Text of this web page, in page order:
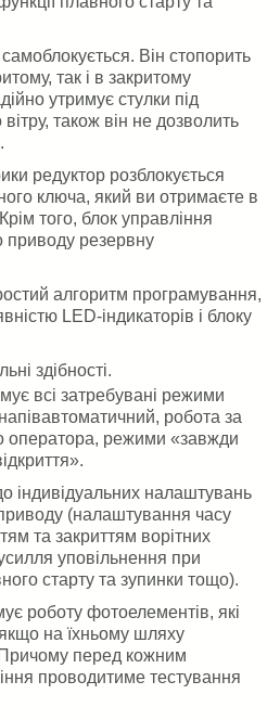
Він стопорить
так і в закритому
утримує стулки під
також він не дозволить
редуктор розблокується
ключа, який ви отримаєте в
того, блок управління
приводу резервну
алгоритм програмування,
LED-індикаторів і блоку
здібності.
всі затребувані режими
робота за
оператора, режими «завжди
індивідуальних налаштувань
(налаштування часу
та закриттям ворітних
уповільнення при
старту та зупинки тощо).
роботу фотоелементів, які
на їхньому шляху
перед кожним
проводитиме тестування